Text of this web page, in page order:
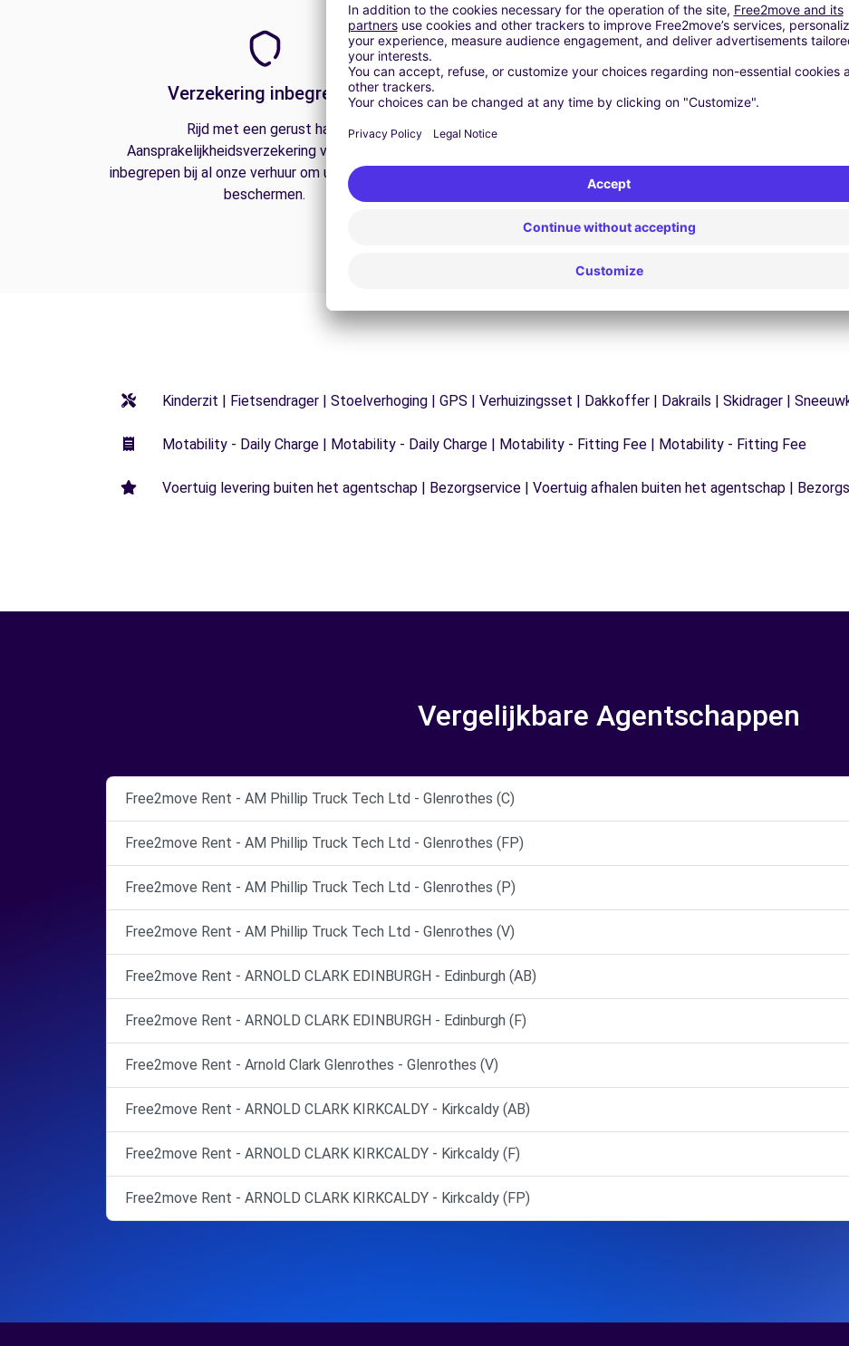
Verzekering inbegrepen
Rijd met een gerust hart.
Aansprakelijkheidsverzekering van derden is
inbegrepen bij al onze verhuur om u op de weg te
beschermen.
24/7 Assistentie
Van
en
Kinderzit | Fietsendrager | Stoelverhoging | GPS | Verhuizingsset | Dakkoffer | Dakrails | Skidrager |
Motability - Daily Charge | Motability - Daily Charge | Motability - Fitting Fee | Motability - Fitting Fee
Voertuig levering buiten het agentschap | Bezorgservice | Voertuig afhalen buiten het agentschap |
Vergelijkbare Agentschappen
Free2move Rent - AM Phillip Truck Tech Ltd - Glenrothes (C)
Free2move Rent - AM Phillip Truck Tech Ltd - Glenrothes (FP)
Free2move Rent - AM Phillip Truck Tech Ltd - Glenrothes (P)
Free2move Rent - AM Phillip Truck Tech Ltd - Glenrothes (V)
Free2move Rent - ARNOLD CLARK EDINBURGH - Edinburgh (AB)
Free2move Rent - ARNOLD CLARK EDINBURGH - Edinburgh (F)
Free2move Rent - Arnold Clark Glenrothes - Glenrothes (V)
Free2move Rent - ARNOLD CLARK KIRKCALDY - Kirkcaldy (AB)
Free2move Rent - ARNOLD CLARK KIRKCALDY - Kirkcaldy (F)
Free2move Rent - ARNOLD CLARK KIRKCALDY - Kirkcaldy (FP)